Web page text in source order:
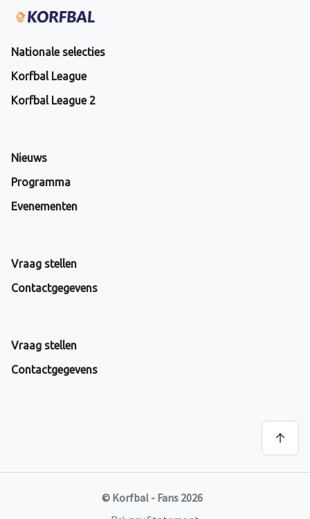
Nationale selecties
Korfbal League
Korfbal League 2
Nieuws
Programma
Evenementen
Vraag stellen
Contactgegevens
Vraag stellen
Contactgegevens
© Korfbal - Fans 2026